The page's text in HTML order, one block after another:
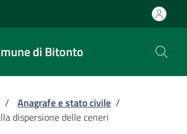
di Bitonto
pane
/ Anagrafe e stato civile /
dispersione delle ceneri